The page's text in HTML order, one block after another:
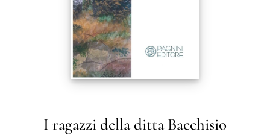
I ragazzi della ditta Bacchisio